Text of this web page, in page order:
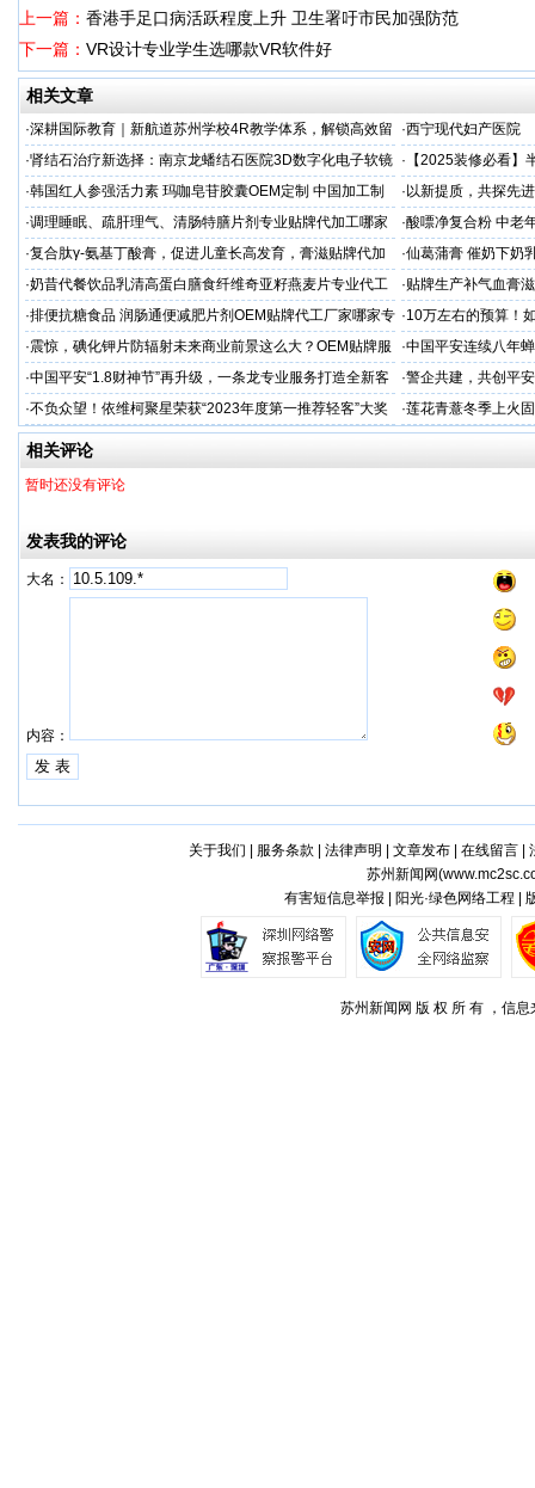
上一篇： 香港手足口病活跃程度上升 卫生署吁市民加强防范
下一篇： VR设计专业学生选哪款VR软件好
相关文章
·深耕国际教育｜新航道苏州学校4R教学体系，解锁高效留
学备考之路
·西宁现代妇产医院
·肾结石治疗新选择：南京龙蟠结石医院3D数字化电子软镜
保肾取石术
· 【2025装修必看
你省下3万冤枉钱！
·韩国红人参强活力素 玛咖皂苷胶囊OEM定制 中国加工制
造商
· 以新提质，共探先
·调理睡眠、疏肝理气、清肠特膳片剂专业贴牌代加工哪家
专业
·酸嘌净复合粉 中老
·复合肽γ-氨基丁酸膏，促进儿童长高发育，膏滋贴牌代加
工厂家
·仙葛蒲膏 催奶下奶
家
·奶昔代餐饮品乳清高蛋白膳食纤维奇亚籽燕麦片专业代工
厂家
·贴牌生产补气血膏
·排便抗糖食品 润肠通便减肥片剂OEM贴牌代工厂家哪家专
业
·10万左右的预算！
·震惊，碘化钾片防辐射未来商业前景这么大？OEM贴牌服
务商
·中国平安连续八年
品牌"
·中国平安“1.8财神节”再升级，一条龙专业服务打造全新客
户体验
·警企共建，共创平
人才专项培训
·不负众望！依维柯聚星荣获“2023年度第一推荐轻客”大奖 ·莲花青薏冬季上火
工厂
相关评论
暂时还没有评论
发表我的评论
大名：
内容：
关于我们 服务条款 法律声明 文章发布| 在线留言|
苏州新闻网(
有害短信息举报 | 阳光·绿色网络工程 |
苏州新闻网 版 权 所 有 ，信